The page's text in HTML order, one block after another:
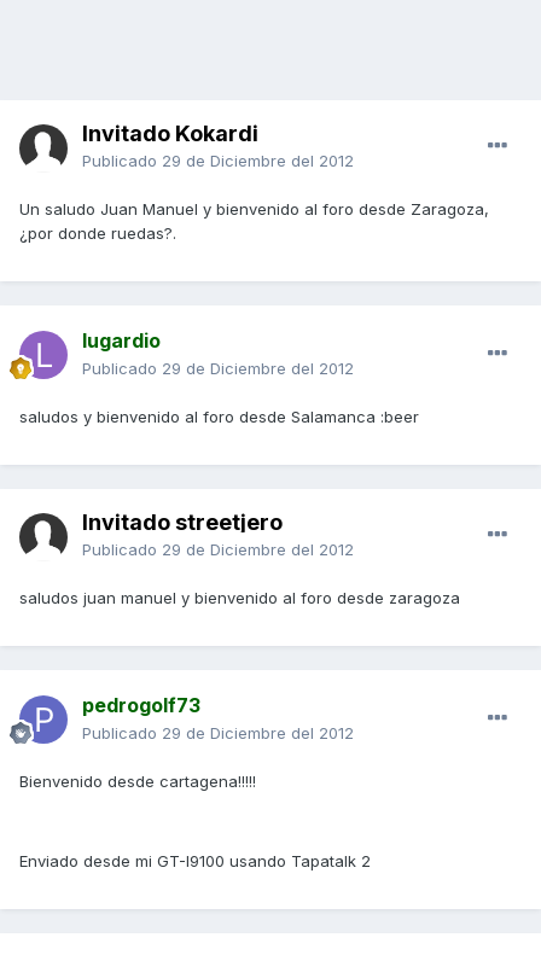
Invitado Kokardi
Publicado 29 de Diciembre del 2012
Un saludo Juan Manuel y bienvenido al foro desde Zaragoza,
¿por donde ruedas?.
lugardio
Publicado 29 de Diciembre del 2012
saludos y bienvenido al foro desde Salamanca :beer
Invitado streetjero
Publicado 29 de Diciembre del 2012
saludos juan manuel y bienvenido al foro desde zaragoza
pedrogolf73
Publicado 29 de Diciembre del 2012
Bienvenido desde cartagena!!!!!
Enviado desde mi GT-I9100 usando Tapatalk 2